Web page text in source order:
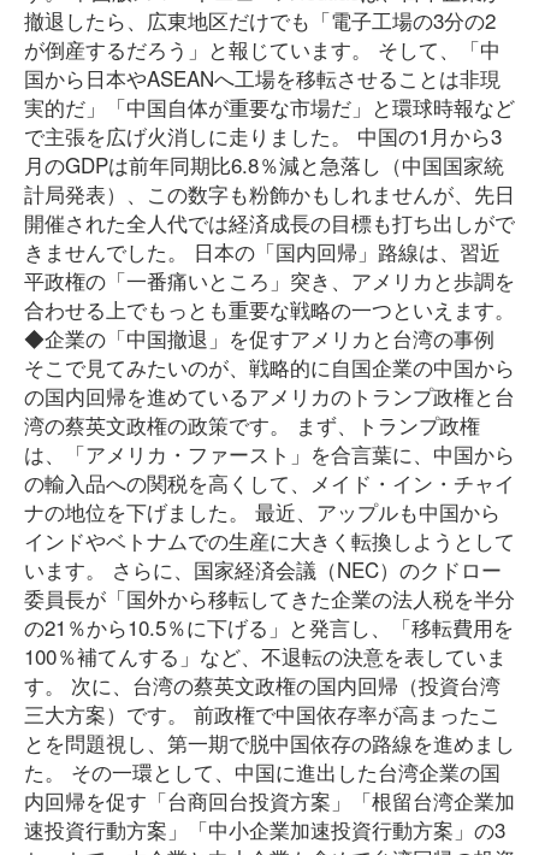
撤退したら、広東地区だけでも「電子工場の3分の2
が倒産するだろう」と報じています。 そして、「中
国から日本やASEANへ工場を移転させることは非現
実的だ」「中国自体が重要な市場だ」と環球時報など
で主張を広げ火消しに走りました。 中国の1月から3
月のGDPは前年同期比6.8％減と急落し（中国国家統
計局発表）、この数字も粉飾かもしれませんが、先日
開催された全人代では経済成長の目標も打ち出しがで
きませんでした。 日本の「国内回帰」路線は、習近
平政権の「一番痛いところ」突き、アメリカと歩調を
合わせる上でもっとも重要な戦略の一つといえます。
◆企業の「中国撤退」を促すアメリカと台湾の事例
そこで見てみたいのが、戦略的に自国企業の中国から
の国内回帰を進めているアメリカのトランプ政権と台
湾の蔡英文政権の政策です。 まず、トランプ政権
は、「アメリカ・ファースト」を合言葉に、中国から
の輸入品への関税を高くして、メイド・イン・チャイ
ナの地位を下げました。 最近、アップルも中国から
インドやベトナムでの生産に大きく転換しようとして
います。 さらに、国家経済会議（NEC）のクドロー
委員長が「国外から移転してきた企業の法人税を半分
の21％から10.5％に下げる」と発言し、「移転費用を
100％補てんする」など、不退転の決意を表していま
す。 次に、台湾の蔡英文政権の国内回帰（投資台湾
三大方案）です。 前政権で中国依存率が高まったこ
とを問題視し、第一期で脱中国依存の路線を進めまし
た。 その一環として、中国に進出した台湾企業の国
内回帰を促す「台商回台投資方案」「根留台湾企業加
速投資行動方案」「中小企業加速投資行動方案」の3